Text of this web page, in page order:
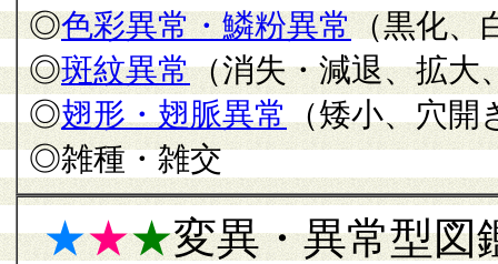
◎色彩異常・鱗粉異常 （黒化
◎斑紋異常（消失・減退、拡大
◎翅形・翅脈異常（矮小、穴開
◎雑種・雑交
★★★変異・異常型図